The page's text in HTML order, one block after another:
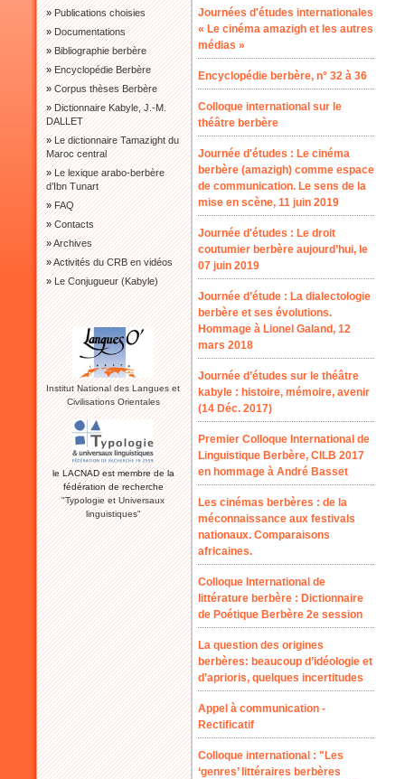
»Publications choisies
»Documentations
»Bibliographie berbère
»Encyclopédie Berbère
»Corpus thèses Berbère
»Dictionnaire Kabyle, J.-M.
DALLET
»Le dictionnaire Tamazight du
Maroc central
»Le lexique arabo-berbère
d’Ibn Tunart
»FAQ
»Contacts
»Archives
»Activités du CRB en vidéos
»Le Conjugueur (Kabyle)
Institut National des Langues et
Civilisations Orientales
le LACNAD est membre de la
fédération de recherche
"Typologie et Universaux
linguistiques"
Journées d'études internationales
« Le cinéma amazigh et les autres
médias »
Encyclopédie berbère, n° 32 à 36
Colloque international sur le
théâtre berbère
Journée d'études : Le cinéma
berbère (amazigh) comme espace
de communication. Le sens de la
mise en scène, 11 juin 2019
Journée d'études : Le droit
coutumier berbère aujourd’hui, le
07 juin 2019
Journée d’étude : La dialectologie
berbère et ses évolutions.
Hommage à Lionel Galand, 12
mars 2018
Journée d’études sur le théâtre
kabyle : histoire, mémoire, avenir
(14 Déc. 2017)
Premier Colloque International de
Linguistique Berbère, CILB 2017
en hommage à André Basset
Les cinémas berbères : de la
méconnaissance aux festivals
nationaux. Comparaisons
africaines.
Colloque International de
littérature berbère : Dictionnaire
de Poétique Berbère 2e session
La question des origines
berbères: beaucoup d’idéologie et
d’aprioris, quelques incertitudes
Appel à communication -
Rectificatif
Colloque international : "Les
‘genres’ littéraires berbères